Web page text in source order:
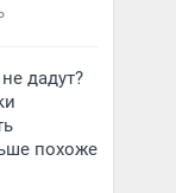
дадут?
похоже